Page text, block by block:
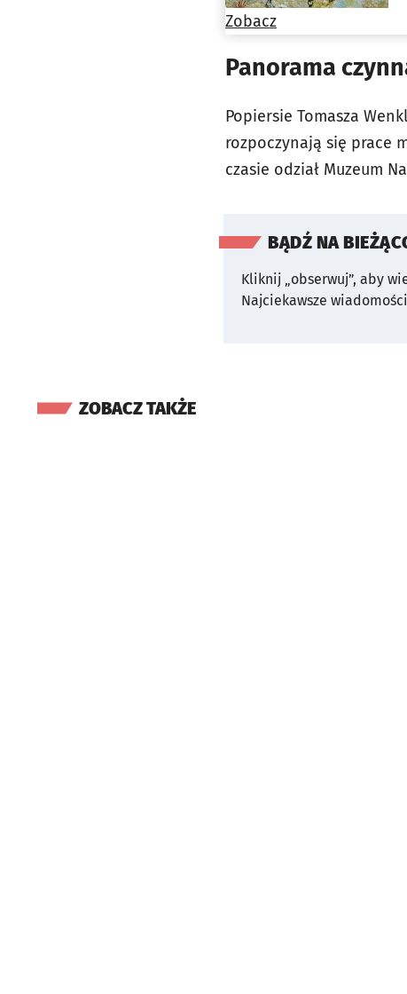
Zobacz
Panorama
Popiersie Tomasza
rozpoczynają się prace
czasie odział Muzeum
BĄDŹ NA
Kliknij „obserwuj”, aby
Najciekawsze
ZOBACZ TAKŻE